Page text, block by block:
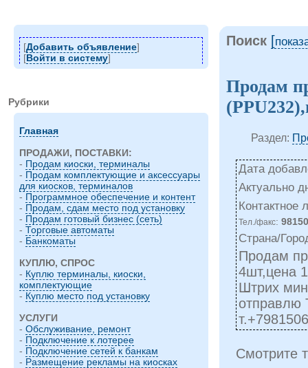
[Добавить объявление]
[Войти в систему]
Рубрики
Главная
ПРОДАЖИ, ПОСТАВКИ:
- Продам киоски, терминалы
- Продам комплектующие и аксессуары
для киосков, терминалов
- Программное обеспечение и контент
- Продам, сдам место под установку
- Продам готовый бизнес (сеть)
- Торговые автоматы
- Банкоматы
КУПЛЮ, СПРОС
- Куплю терминалы, киоски,
комплектующие
- Куплю место под установку
УСЛУГИ
- Обслуживание, ремонт
- Подключение к лотерее
- Подключение сетей к банкам
- Размещение рекламы на киосках
Поиск [
Продам
Раздел:
Дата
Актуально
Контактное
Тел./факс:
Страна/
Продам
4шт,цена
Штрих
отправлю
Смотрите